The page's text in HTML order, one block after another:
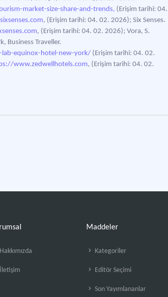
market-size-share-and-trends, (Erişim tarihi: 04.
, (Erişim tarihi: 04. 02. 2026); Six Senses.
, (Erişim tarihi: 04. 02. 2026); Vora, S.
Business Traveller.
equinox-hotel-new-york/ (Erişim tarihi: 04. 02.
www.zedwellhotels.com, (Erişim tarihi: 04. 02.
Hakkımızda
İletişim
Maddeler
Kategoriler
Editör Seçimi
Son Yayımlananlar